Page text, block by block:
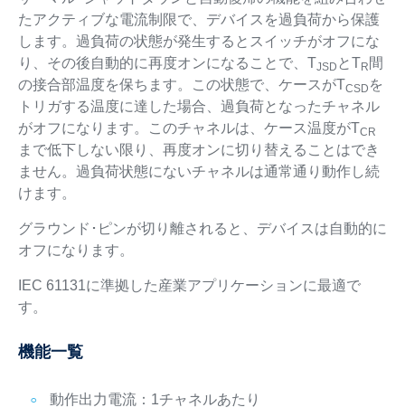
たアクティブな電流制限で、デバイスを過負荷から保護
します。過負荷の状態が発生するとスイッチがオフにな
り、その後自動的に再度オンになることで、TJSD とTR 間
の接合部温度を保ちます。この状態で、ケースがTCSD を
トリガする温度に達した場合、過負荷となったチャネル
がオフになります。このチャネルは、ケース温度がTCR
まで低下しない限り、再度オンに切り替えることはでき
ません。過負荷状態にないチャネルは通常通り動作し続
けます。
グラウンド･ピンが切り離されると、デバイスは自動的に
オフになります。
IEC 61131に準拠した産業アプリケーションに最適で
す。
機能一覧
動作出力電流：1チャネルあたり